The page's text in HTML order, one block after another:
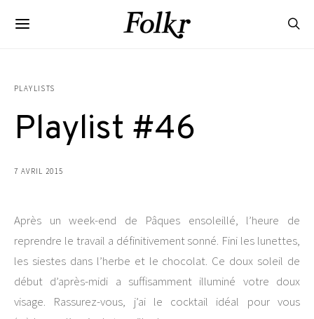
PLAYLISTS
Playlist #46
7 AVRIL 2015
Après un week-end de Pâques ensoleillé, l’heure de
reprendre le travail a définitivement sonné. Fini les lunettes,
les siestes dans l’herbe et le chocolat. Ce doux soleil de
début d’après-midi a suffisamment illuminé votre doux
visage. Rassurez-vous, j’ai le cocktail idéal pour vous